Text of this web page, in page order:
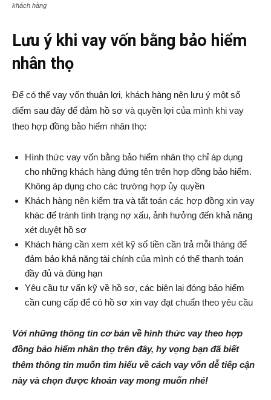
khách hàng
Lưu ý khi vay vốn bằng bảo hiểm
nhân thọ
Để có thể vay vốn thuận lợi, khách hàng nên lưu ý một số
điểm sau đây để đảm hồ sơ và quyền lợi của mình khi vay
theo hợp đồng bảo hiểm nhân thọ:
Hình thức vay vốn bằng bảo hiểm nhân thọ chỉ áp dụng
cho những khách hàng đứng tên trên hợp đồng bảo hiểm.
Không áp dụng cho các trường hợp ủy quyền
Khách hàng nên kiểm tra và tất toán các hợp đồng xin vay
khác để tránh tình trạng nợ xấu, ảnh hưởng đến khả năng
xét duyệt hồ sơ
Khách hàng cần xem xét kỹ số tiền cần trả mỗi tháng để
đảm bảo khả năng tài chính của mình có thể thanh toán
đầy đủ và đúng hạn
Yêu cầu tư vấn kỹ về hồ sơ, các biên lai đóng bảo hiểm
cần cung cấp để có hồ sơ xin vay đạt chuẩn theo yêu cầu
Với những thông tin cơ bản về hình thức vay theo hợp
đồng bảo hiểm nhân thọ trên đây, hy vọng bạn đã biết
thêm thông tin muốn tìm hiểu về cách vay vốn dễ tiếp cận
này và chọn được khoản vay mong muốn nhé!